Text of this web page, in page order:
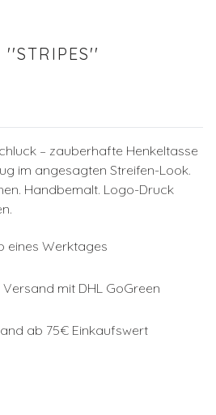
''STRIPES''
– zauberhafte Henkeltasse
im angesagten Streifen-Look.
Handbemalt. Logo-Druck
eines Werktages
mit DHL GoGreen
ab 75€ Einkaufswert